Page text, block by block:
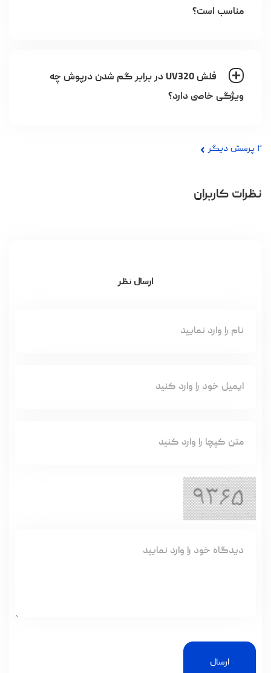
مناسب است؟
فلش UV320 در برابر گم شدن درپوش چه
ویژگی خاصی دارد؟
۲ پرسش دیگر
نظرات کاربران
ارسال نظر
ارسال